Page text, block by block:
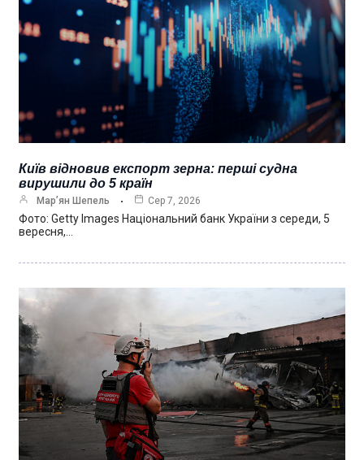
Київ відновив експорт зерна: перші судна
вирушили до 5 країн
Мар’ян Шепель Сер 7, 2026
Фото: Getty Images Національний банк України з середи, 5
вересня,…